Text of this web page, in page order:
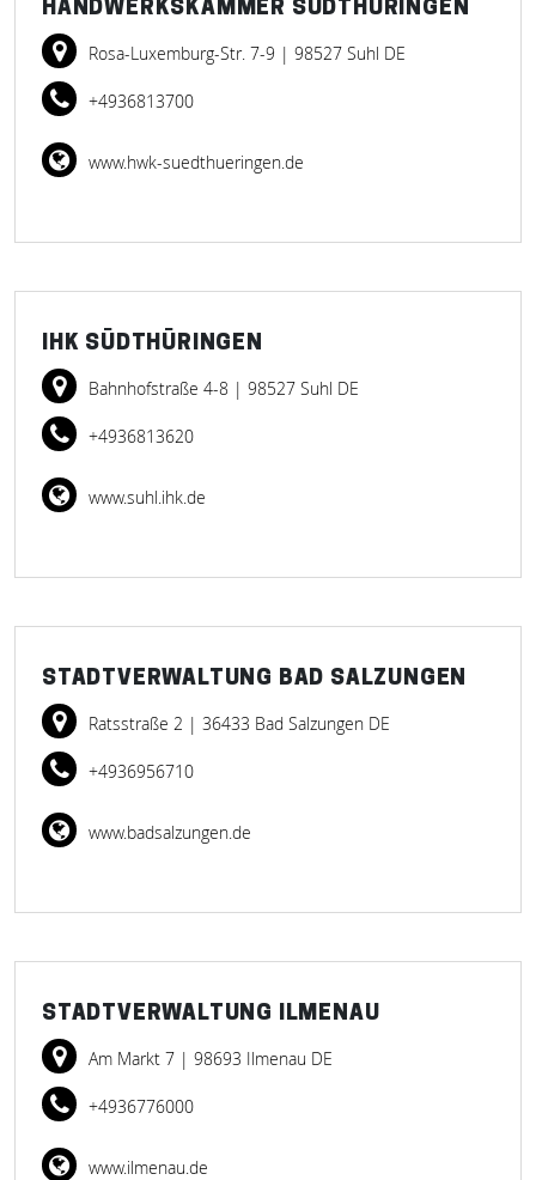
HANDWERKSKAMMER SÜDTHÜRINGEN
Rosa-Luxemburg-Str. 7-9 | 98527 Suhl DE
+4936813700
www.hwk-suedthueringen.de
IHK SÜDTHÜRINGEN
Bahnhofstraße 4-8 | 98527 Suhl DE
+4936813620
www.suhl.ihk.de
STADTVERWALTUNG BAD SALZUNGEN
Ratsstraße 2 | 36433 Bad Salzungen DE
+4936956710
www.badsalzungen.de
STADTVERWALTUNG ILMENAU
Am Markt 7 | 98693 Ilmenau DE
+4936776000
www.ilmenau.de